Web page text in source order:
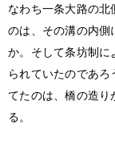
なわち一条大路の北
のは、その溝の内側
か。そして条坊制に
られていたのであ
てたのは、橋の造り
る。